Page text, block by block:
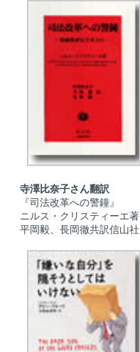
寺澤比奈子さん翻訳
『司法改革への警鐘』
ニルス・クリスティーエ著
平岡毅、長岡徹共訳信山社